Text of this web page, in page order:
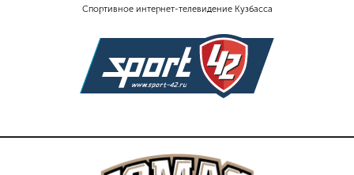
Спортивное интернет-телевидение Кузбасса